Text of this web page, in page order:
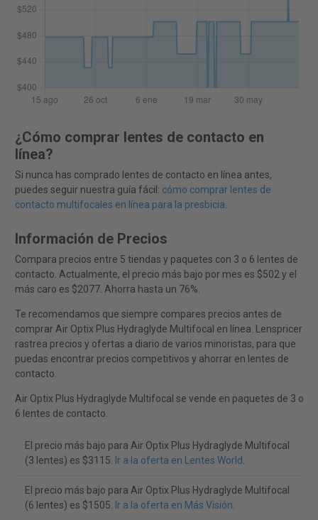
¿Cómo comprar lentes de contacto en
línea?
Si nunca has comprado lentes de contacto en línea antes,
puedes seguir nuestra guía fácil: cómo comprar lentes de
contacto multifocales en línea para la presbicia.
Información de Precios
Compara precios entre 5 tiendas y paquetes con 3 o 6 lentes de
contacto. Actualmente, el precio más bajo por mes es $502 y el
más caro es $2077. Ahorra hasta un 76%.
Te recomendamos que siempre compares precios antes de
comprar Air Optix Plus Hydraglyde Multifocal en línea. Lenspricer
rastrea precios y ofertas a diario de varios minoristas, para que
puedas encontrar precios competitivos y ahorrar en lentes de
contacto.
Air Optix Plus Hydraglyde Multifocal se vende en paquetes de 3 o
6 lentes de contacto.
El precio más bajo para Air Optix Plus Hydraglyde Multifocal
(3 lentes) es $3115. Ir a la oferta en Lentes World.
El precio más bajo para Air Optix Plus Hydraglyde Multifocal
(6 lentes) es $1505. Ir a la oferta en Más Visión.